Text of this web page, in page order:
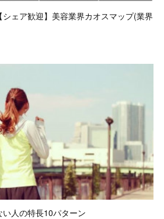
ェア歓迎】美容業界カオスマップ(業界
人の特長10パターン